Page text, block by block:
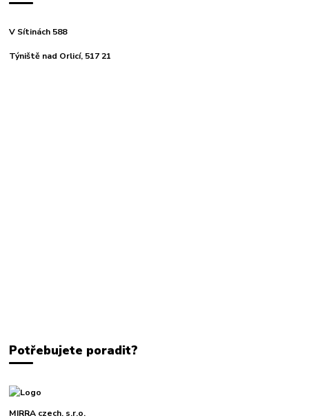
V Sítinách 588
Týniště nad Orlicí, 517 21
Potřebujete poradit?
MIRRA czech. s.r.o.